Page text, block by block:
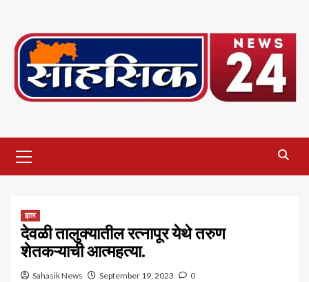
content
Menu
इतर
देवळी तालुक्यातील रत्नापूर येथे तरुण
शेतकऱ्याची आत्महत्या.
Sahasik News September 19, 2023 0